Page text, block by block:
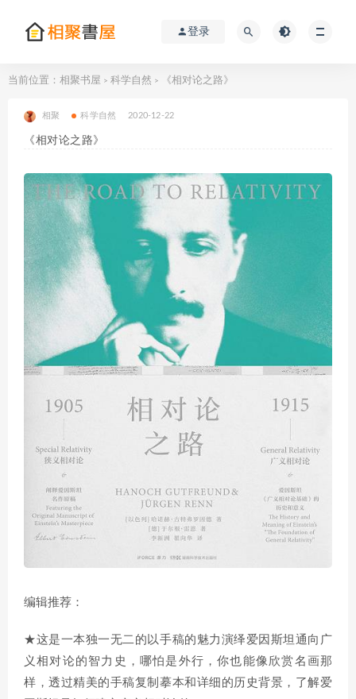
登录
当前位置： 相聚书屋 > 科学自然 > 《相对论之路》
相聚 科学自然 2020-12-22
《相对论之路》
编辑推荐：
★这是一本独一无二的以手稿的魅力演绎爱因斯坦通向广
义相对论的智力史，哪怕是外行，你也能像欣赏名画那
样，透过精美的手稿复制摹本和详细的历史背景，了解爱